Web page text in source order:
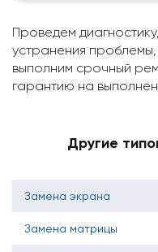
Проведем
устранения проблемы,
выполним срочный
гарантию на
Другие
Замена экрана
Замена матрицы